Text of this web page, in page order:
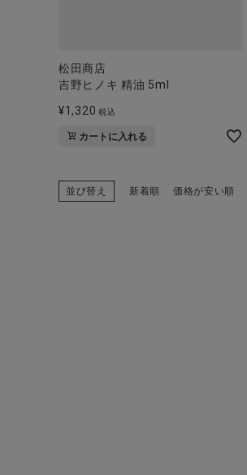
松田商店
吉野ヒノキ 精油 5ml
¥1,320 税込
カートに入れる
並び替え 新着順 価格が安い順